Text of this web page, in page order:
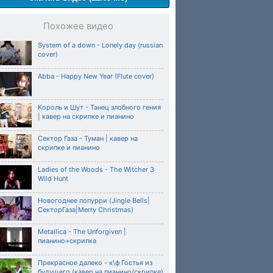
Похожее видео
System of a down - Lonely day (russian
cover)
Abba - Happy New Year (Flute cover)
Король и Шут - Танец злобного гения
| кавер на скрипке и пианино
Сектор Газа - Туман | кавер на
скрипке и пианино
Ladies of the Woods - The Witcher 3
Wild Hunt
Новогоднее попурри (Jingle Bells|
СекторГаза|Merry Christmas)
Metallica - The Unforgiven |
пианино+скрипка
Прекрасное далеко - к\ф Гостья из